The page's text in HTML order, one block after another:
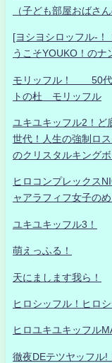
（子ども部屋おばさ
[ヨシヨシロッフル-！
うこそYOUKO！のナ
モリッフル！ 50代
トの杜 モリッフル
ユキユキッフル2！ど
世代！人生の強制ロ
のクリスタルキング
ヒロコンプレックス
ャアラフィフ女子の
ユキユキッフル3！
萌えっふる！
天にまします我ら！
ヒロシッフル！ヒロ
ヒロユキユキッフル
徹夜DEテツヤッフル!